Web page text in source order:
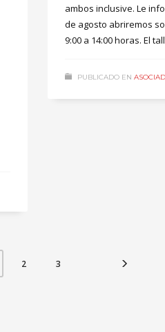
ambos inclusive. Le
de agosto abriremos
9:00 a 14:00 horas. El
PUBLICADO EN
2 3